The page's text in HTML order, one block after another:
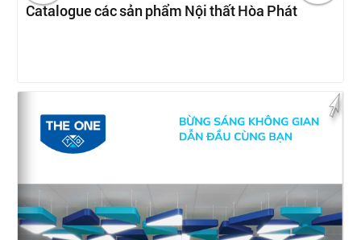
Catalogue các sản phẩm Nội thất Hòa Phát